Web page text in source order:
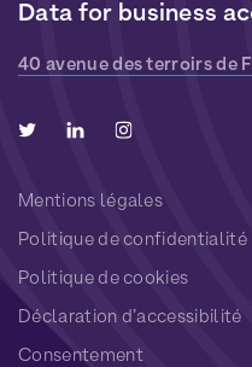
Data for business
40 avenue des terroirs de
Mentions légales
Politique de confidentialité
Politique de cookies
Déclaration d’accessibilité
Consentement